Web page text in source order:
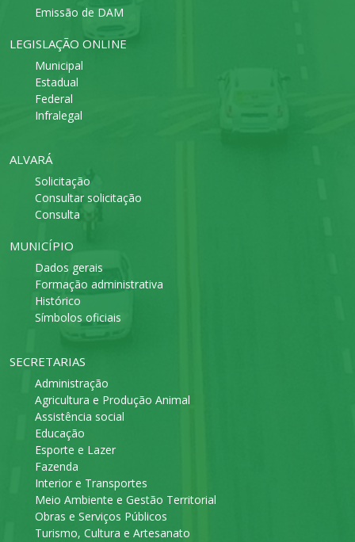
Emissão de DAM
LEGISLAÇÃO ONLINE
Municipal
Estadual
Federal
Infralegal
ALVARÁ
Solicitação
Consultar solicitação
Consulta
MUNICÍPIO
Dados gerais
Formação administrativa
Histórico
Símbolos oficiais
SECRETARIAS
Administração
Agricultura e Produção Animal
Assistência social
Educação
Esporte e Lazer
Fazenda
Interior e Transportes
Meio Ambiente e Gestão Territorial
Obras e Serviços Públicos
Turismo, Cultura e Artesanato